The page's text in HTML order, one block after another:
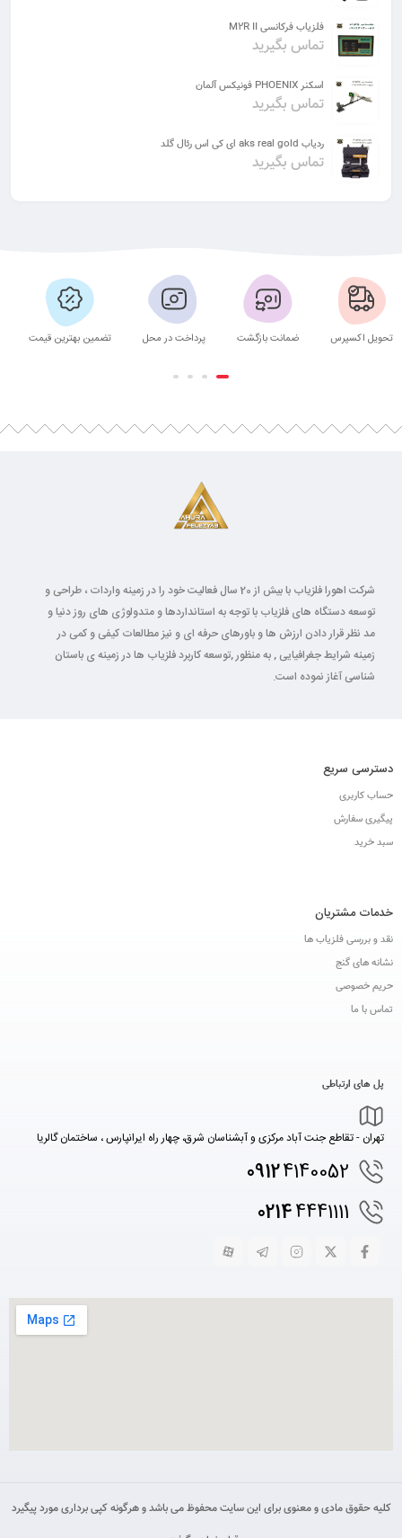
فلزیاب فرکانسی M2R II
تماس بگیرید
اسکنر PHOENIX فونیکس آلمان
تماس بگیرید
ردیاب aks real gold ای کی اس رئال گلد
تماس بگیرید
تحویل اکسپرس ضمانت بازگشت پرداخت در محل تضمین بهترین قیمت
شرکت اهورا فلزیاب با بیش از 20 سال فعالیت خود را در زمینه واردات ، طراحی و
توسعه دستگاه های فلزیاب با توجه به استانداردها و متدولوژی های روز دنیا و
مد نظر قرار دادن ارزش ها و باورهای حرفه ای و نیز مطالعات کیفی و کمی در
زمینه شرایط جغرافیایی , به منظور ,توسعه کاربرد فلزیاب ها در زمینه ی باستان
شناسی آغاز نموده است.
دسترسی سریع
حساب کاربری
پیگیری سفارش
سبد خرید
خدمات مشتریان
نقد و بررسی فلزیاب ها
نشانه های گنج
حریم خصوصی
تماس با ما
پل های ارتباطی
تهران - تقاطع جنت آباد مرکزی و آبشناسان شرق، چهار راه ایرانپارس ، ساختمان گالریا
09124140052
02144441111
کلیه حقوق مادی و معنوی برای این سایت محفوظ می باشد و هرگونه کپی برداری مورد پیگیرد